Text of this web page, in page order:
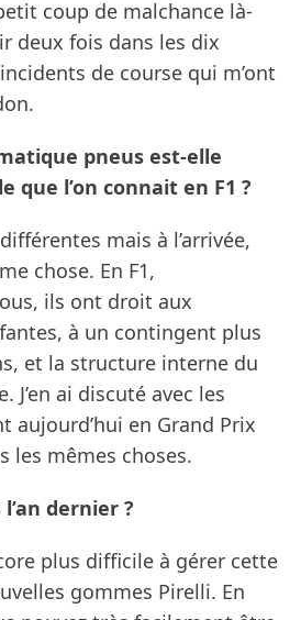
coup de malchance là-
deux fois dans les dix
de course qui m’ont
pneus est-elle
que l’on connait en F1 ?
mais à l’arrivée,
chose. En F1,
ils ont droit aux
à un contingent plus
et la structure interne du
J’en ai discuté avec les
aujourd’hui en Grand Prix
les mêmes choses.
dernier ?
plus difficile à gérer cette
gommes Pirelli. En